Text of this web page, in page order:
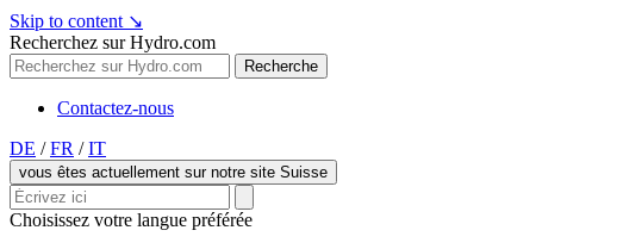
Skip to content ↘
Recherchez sur Hydro.com
Recherche
Contactez-nous
DE / FR / IT
vous êtes actuellement sur notre site Suisse
Choisissez votre langue préférée